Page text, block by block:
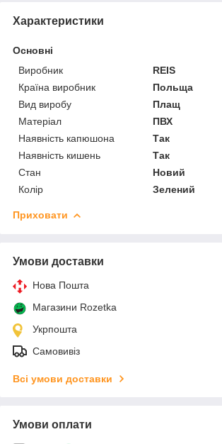
Характеристики
Основні
Виробник
REIS
Країна виробник
Польща
Вид виробу
Плащ
Матеріал
ПВХ
Наявність капюшона
Так
Наявність кишень
Так
Стан
Новий
Колір
Зелений
Приховати
Умови доставки
Нова Пошта
Магазини Rozetka
Укрпошта
Самовивіз
Всі умови доставки
Умови оплати